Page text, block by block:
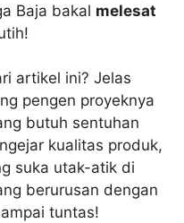
Baja bakal melesat
artikel ini? Jelas
pengen proyeknya
butuh sentuhan
kualitas produk,
suka utak-atik di
berurusan dengan
tuntas!